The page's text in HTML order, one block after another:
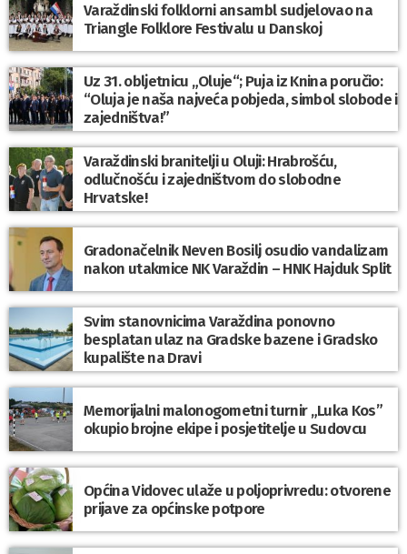
Varaždinski folklorni ansambl sudjelovao na
Triangle Folklore Festivalu u Danskoj
Uz 31. obljetnicu „Oluje“; Puja iz Knina poručio:
“Oluja je naša najveća pobjeda, simbol slobode i
zajedništva!”
Varaždinski branitelji u Oluji: Hrabrošću,
odlučnošću i zajedništvom do slobodne
Hrvatske!
Gradonačelnik Neven Bosilj osudio vandalizam
nakon utakmice NK Varaždin – HNK Hajduk Split
Svim stanovnicima Varaždina ponovno
besplatan ulaz na Gradske bazene i Gradsko
kupalište na Dravi
Memorijalni malonogometni turnir „Luka Kos”
okupio brojne ekipe i posjetitelje u Sudovcu
Općina Vidovec ulaže u poljoprivredu: otvorene
prijave za općinske potpore